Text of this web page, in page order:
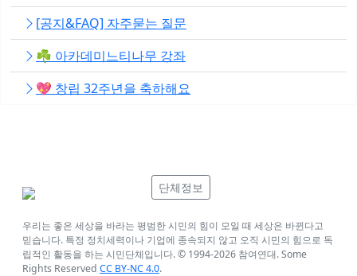
[공지&FAQ] 자주묻는 질문
☘️ 아카데미느티나무 강좌
💖 창립 32주년을 축하해요
단체정보
우리는 좋은 세상을 바라는 평범한 시민의 힘이 모일 때 세상은 바뀐다고
믿습니다. 특정 정치세력이나 기업에 종속되지 않고 오직 시민의 힘으로 독
립적인 활동을 하는 시민단체입니다. © 1994-2026 참여연대. Some
Rights Reserved CC BY-NC 4.0.